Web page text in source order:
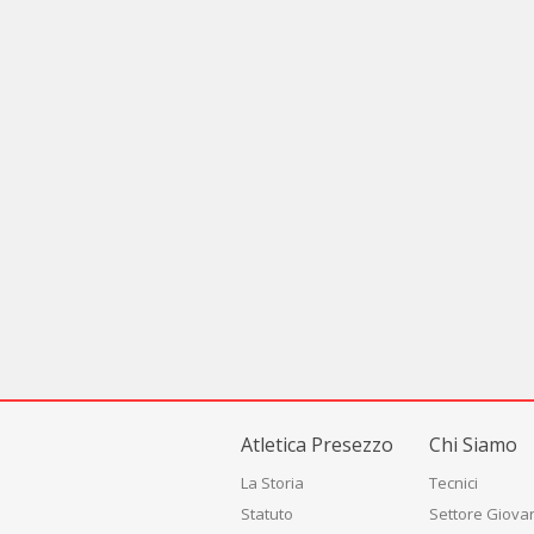
Atletica Presezzo
La Storia
Statuto
Chi Siamo
Tecnici
Settore